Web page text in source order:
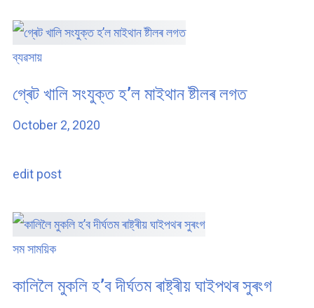
ব্যৱসায়
গ্ৰেট খালি সংযুক্ত হ’ল মাইথান ষ্টীলৰ লগত
October 2, 2020
edit post
সম সাময়িক
কালিলৈ মুকলি হ’ব দীৰ্ঘতম ৰাষ্ট্ৰীয় ঘাইপথৰ সুৰংগ